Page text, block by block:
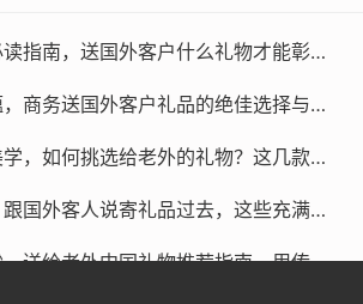
跨文化商务交往必读指南，送国外客户什么礼物才能彰显中国文化底蕴与诚意？
彰显东方文化底蕴，商务送国外客户礼品的绝佳选择与赠送策略指南
跨越文化的东方美学，如何挑选给老外的礼物？这几款文创伴手礼彰显非凡格调
跨文化交流必看，跟国外客人说寄礼品过去，这些充满东方美学的伴手礼不可错过
跨文化交流的桥梁，送给老外中国礼物推荐指南，用传统文创传递东方美学与深情厚谊